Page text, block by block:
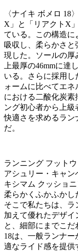
〈ナイキ ボメロ 18
X」と「リアクトX
ている。この構造に
吸収し、柔らかさ
現した。ソールの厚
上最厚の46mmに達
いる。さらに採用
ォームに比べてエ
における二酸化炭素
ング初心者から上
快適さを求めるラン
だ。
ランニング フット
アシュリー・キャ
キシマム クッショ
柔らかくふかふかし
そこで私たちは、ラ
加えて優れたデザイ
と、細部にまでこ
18は、⼀般ランナ
適なライド感を提供